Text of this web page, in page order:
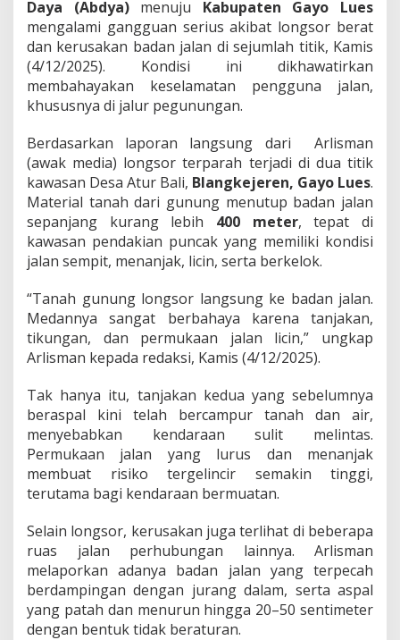
–
G
a
y
o
L
u
s
,
P
e
n
g
e
d
r
a
D
m
n
t
a
p
d
a
Daya (Abdya)menuju Kabupaten Gayo Lues
mengalami gangguan serius akibat longsor berat
dan kerusakan badan jalan di sejumlah titik, Kamis
(4/12/2025). Kondisi ini dikhawatirkan
membahayakan keselamatan pengguna jalan,
khususnya di jalur pegunungan.
Berdasarkan laporan langsung dari Arlisman
(awak media) longsor terparah terjadi di dua titik
kawasan Desa Atur Bali, Blangkejeren, Gayo Lues.
Material tanah dari gunung menutup badan jalan
sepanjang kurang lebih 400 meter, tepat di
kawasan pendakian puncak yang memiliki kondisi
jalan sempit, menanjak, licin, serta berkelok.
“Tanah gunung longsor langsung ke badan jalan.
Medannya sangat berbahaya karena tanjakan,
tikungan, dan permukaan jalan licin,” ungkap
Arlisman kepada redaksi, Kamis (4/12/2025).
Tak hanya itu, tanjakan kedua yang sebelumnya
beraspal kini telah bercampur tanah dan air,
menyebabkan kendaraan sulit melintas.
Permukaan jalan yang lurus dan menanjak
membuat risiko tergelincir semakin tinggi,
terutama bagi kendaraan bermuatan.
Selain longsor, kerusakan juga terlihat di beberapa
ruas jalan perhubungan lainnya. Arlisman
melaporkan adanya badan jalan yang terpecah
berdampingan dengan jurang dalam, serta aspal
yang patah dan menurun hingga 20–50 sentimeter
dengan bentuk tidak beraturan.